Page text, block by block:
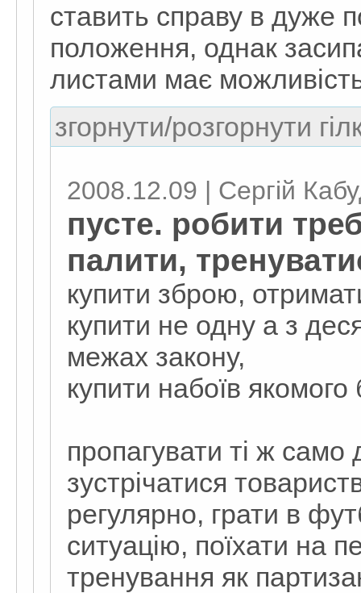
ставить справу в дуже
положення, однак
листами має
згорнути/розгорнути
2008.12.09 | Сергій
пусте. робити
палити,
купити зброю,
купити не одну а з
межах закону,
купити набоїв якомого
пропагувати ті ж само
зустрічатися
регулярно, грати в
ситуацію, поїхати на
тренування як